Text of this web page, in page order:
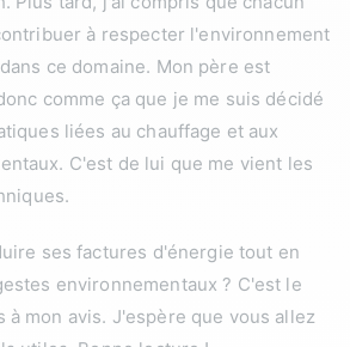
à respecter l'environnement
ce domaine. Mon père est
comme ça que je me suis décidé
liées au chauffage et aux
C'est de lui que me vient les
ses factures d'énergie tout en
environnementaux ? C'est le
à mon avis. J'espère que vous allez